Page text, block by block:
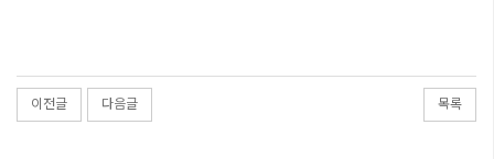
이전글 다음글 목록